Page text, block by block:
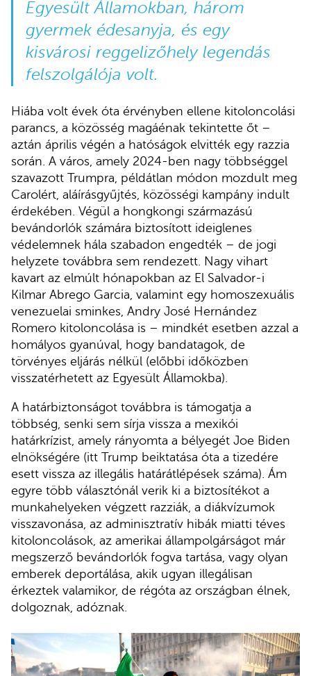
Egyesült Államokban, három
gyermek édesanyja, és egy
kisvárosi reggelizőhely legendás
felszolgálója volt.
Hiába volt évek óta érvényben ellene kitoloncolási
parancs, a közösség magáénak tekintette őt –
aztán április végén a hatóságok elvitték egy razzia
során. A város, amely 2024-ben nagy többséggel
szavazott Trumpra, példátlan módon mozdult meg
Carolért, aláírásgyűjtés, közösségi kampány indult
érdekében. Végül a hongkongi származású
bevándorlók számára biztosított ideiglenes
védelemnek hála szabadon engedték – de jogi
helyzete továbbra sem rendezett. Nagy vihart
kavart az elmúlt hónapokban az El Salvador-i
Kilmar Abrego Garcia, valamint egy homoszexuális
venezuelai sminkes, Andry José Hernández
Romero kitoloncolása is – mindkét esetben azzal a
homályos gyanúval, hogy bandatagok, de
törvényes eljárás nélkül (előbbi időközben
visszatérhetett az Egyesült Államokba).
A határbiztonságot továbbra is támogatja a
többség, senki sem sírja vissza a mexikói
határkrízist, amely rányomta a bélyegét Joe Biden
elnökségére (itt Trump beiktatása óta a tizedére
esett vissza az illegális határátlépések száma). Ám
egyre több választónál verik ki a biztosítékot a
munkahelyeken végzett razziák, a diákvízumok
visszavonása, az adminisztratív hibák miatti téves
kitoloncolások, az amerikai állampolgárságot már
megszerző bevándorlók fogva tartása, vagy olyan
emberek deportálása, akik ugyan illegálisan
érkeztek valamikor, de régóta az országban élnek,
dolgoznak, adóznak.